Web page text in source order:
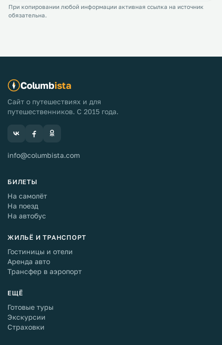
При копировании любой информации активная ссылка на источник
обязательна.
Columbista
Сайт о путешествиях и для
путешественников. С 2015 года.
info@columbista.com
БИЛЕТЫ
На самолёт
На поезд
На автобус
ЖИЛЬЁ И ТРАНСПОРТ
Гостиницы и отели
Аренда авто
Трансфер в аэропорт
ЕЩЁ
Готовые туры
Экскурсии
Страховки